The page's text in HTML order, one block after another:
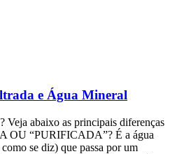
e Água Mineral
Veja abaixo as principais diferenças
“PURIFICADA”? É a água
se diz) que passa por um